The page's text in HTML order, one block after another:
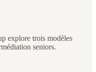
explore trois modèles
seniors.